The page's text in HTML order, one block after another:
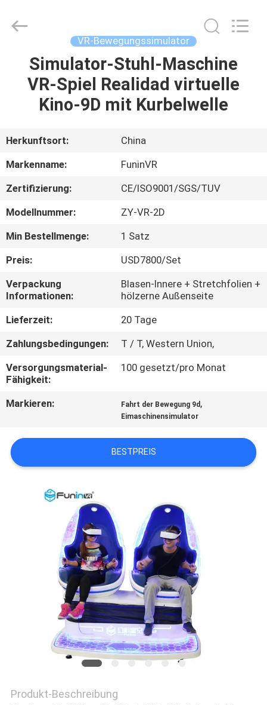
HEIM
PRODUKTE
VR
SHOW
ÜBER
UNS
FABRIK-
TOUR
QUALITÄTSKONTROLLE
KONTAKTIERE
UNS
NACHRICHTEN
FÄLLE
SITEMAP
PRIVACY
Co.,Ltd.
VR-Bewegungssimulator
Simulator-Stuhl-Maschine
VR-Spiel Realidad virtuelle
Kino-9D mit Kurbelwelle
Herkunftsort:
China
Markenname:
FuninVR
Zertifizierung:
CE/ISO9001/SGS/TUV
Modellnummer:
ZY-VR-2D
Min Bestellmenge:
1 Satz
Preis:
USD7800/Set
Verpackung
Informationen:
Blasen-Innere + Stretchfolien +
hölzerne Außenseite
Lieferzeit:
20 Tage
Zahlungsbedingungen:
T / T, Western Union,
Versorgungsmaterial-
Fähigkeit:
100 gesetzt/pro Monat
Markieren: Fahrt der Bewegung 9d ,
Eimaschinensimulator
BESTPREIS
Produkt-Beschreibung